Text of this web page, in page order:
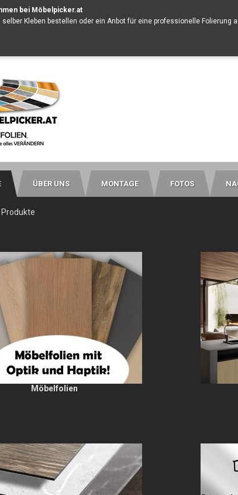
bei Möbelpicker.at
Kleben bestellen oder ein Anbot für eine professionelle Folierung
ÜBER UNS MONTAGE FOTOS
Produkte
Möbelfolien